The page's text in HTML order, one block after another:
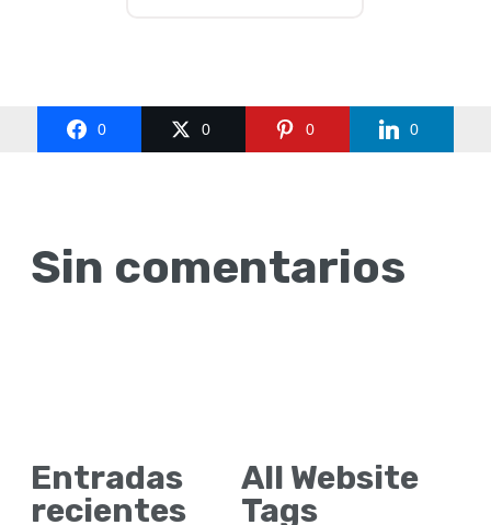
0 0 0 0
Sin comentarios
Entradas
recientes
All Website
Tags